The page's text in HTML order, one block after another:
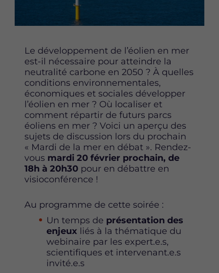
e
t
e
p
a
g
e
s
u
r
F
a
c
e
o
k
e
t
e
p
a
g
e
s
u
r
T
w
i
t
e
t
p
a
Le développement de l’éolien en mer
est-il nécessaire pour atteindre la
neutralité carbone en 2050 ? À quelles
conditions environnementales,
économiques et sociales développer
l’éolien en mer ? Où localiser et
comment répartir de futurs parcs
éoliens en mer ? Voici un aperçu des
sujets de discussion lors du prochain
« Mardi de la mer en débat ». Rendez-
vous mardi 20 février prochain, de
18h à 20h30 pour en débattre en
visioconférence !
Au programme de cette soirée :
Un temps de présentation des
enjeux liés à la thématique du
webinaire par les expert.e.s,
scientifiques et intervenant.e.s
invité.e.s